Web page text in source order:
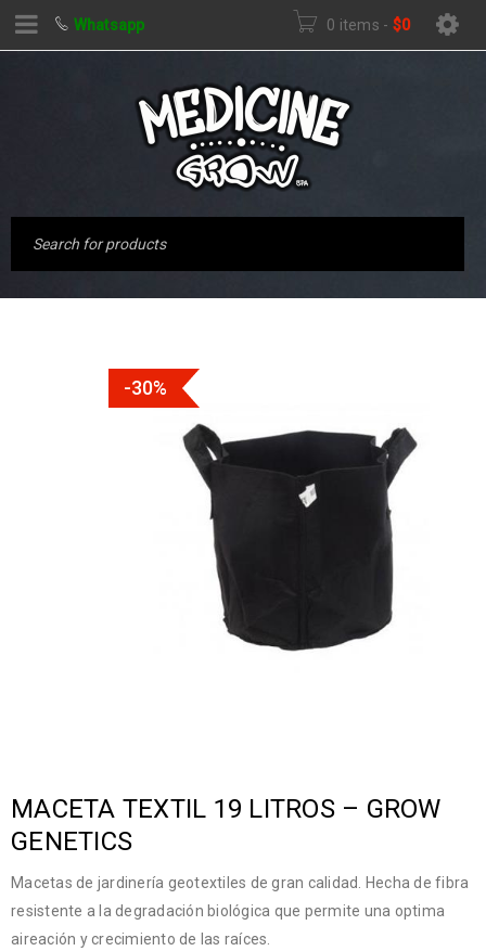
Whatsapp 0 items - $0
-30%
MACETA TEXTIL 19 LITROS – GROW
GENETICS
Macetas de jardinería geotextiles de gran calidad. Hecha de fibra
resistente a la degradación biológica que permite una optima
aireación y crecimiento de las raíces.